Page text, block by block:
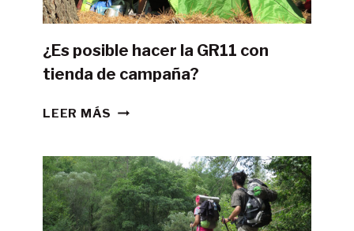
¿Es posible hacer la GR11 con
tienda de campaña?
LEER MÁS ¿ES
LA
GR11
CON
TIENDA